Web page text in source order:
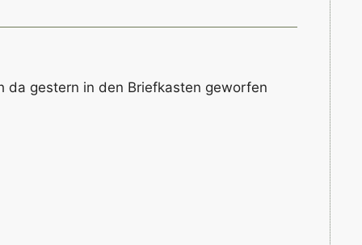
da gestern in den Briefkasten geworfen